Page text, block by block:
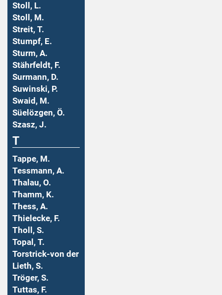
Stoll, L.
Stoll, M.
Streit, T.
Stumpf, E.
Sturm, A.
Stährfeldt, F.
Surmann, D.
Suwinski, P.
Swaid, M.
Süelözgen, Ö.
Szasz, J.
T
Tappe, M.
Tessmann, A.
Thalau, O.
Thamm, K.
Thess, A.
Thielecke, F.
Tholl, S.
Topal, T.
Torstrick-von der
Lieth, S.
Tröger, S.
Tuttas, F.